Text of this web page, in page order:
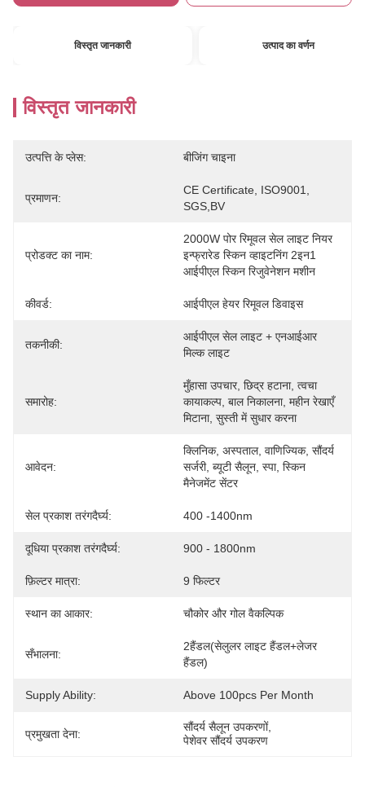
विस्तृत जानकारी उत्पाद का वर्णन
विस्तृत जानकारी
उत्पत्ति के प्लेस: बीजिंग चाइना
प्रमाणन:
CE Certificate, ISO9001,
SGS,BV
प्रोडक्ट का नाम:
2000W पोर रिमूवल सेल लाइट नियर
इन्फ्रारेड स्किन व्हाइटनिंग 2इन1
आईपीएल स्किन रिजुवेनेशन मशीन
कीवर्ड: आईपीएल हेयर रिमूवल डिवाइस
तकनीकी:
आईपीएल सेल लाइट + एनआईआर
मिल्क लाइट
समारोह:
मुँहासा उपचार, छिद्र हटाना, त्वचा
कायाकल्प, बाल निकालना, महीन रेखाएँ
मिटाना, सुस्ती में सुधार करना
आवेदन:
क्लिनिक, अस्पताल, वाणिज्यिक, सौंदर्य
सर्जरी, ब्यूटी सैलून, स्पा, स्किन
मैनेजमेंट सेंटर
सेल प्रकाश तरंगदैर्घ्य: 400 -1400nm
दूधिया प्रकाश तरंगदैर्घ्य: 900 - 1800nm
फ़िल्टर मात्रा: 9 फिल्टर
स्थान का आकार: चौकोर और गोल वैकल्पिक
सँभालना:
2हैंडल(सेलुलर लाइट हैंडल+लेजर
हैंडल)
Supply Ability: Above 100pcs Per Month
प्रमुखता देना:
सौंदर्य सैलून उपकरणों,
पेशेवर सौंदर्य उपकरण